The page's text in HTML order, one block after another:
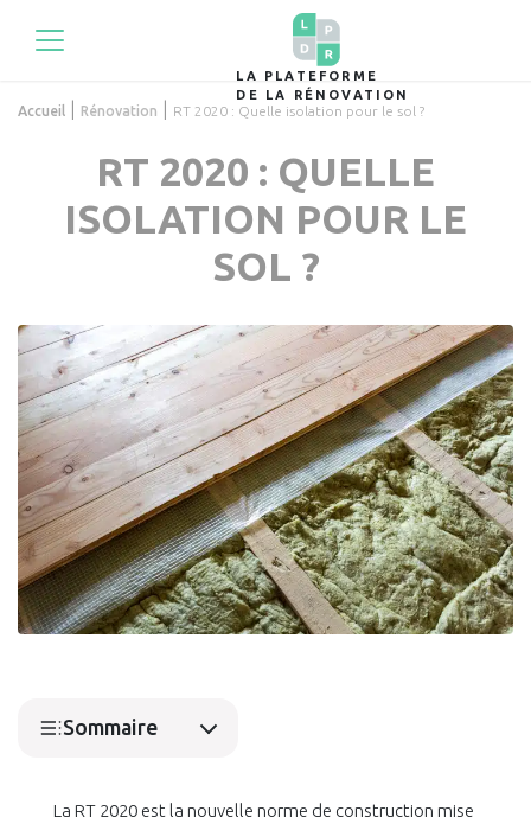
LA PLATEFORME
DE LA RÉNOVATION
Accueil Rénovation RT 2020 : Quelle isolation pour le sol ?
RT 2020 : QUELLE
ISOLATION POUR LE
SOL ?
Sommaire
La RT 2020 est la nouvelle norme de construction mise